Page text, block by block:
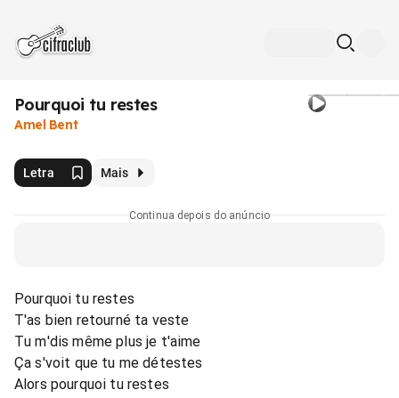
Pourquoi tu restes
Amel Bent
Letra Mais
Continua depois do anúncio
Pourquoi tu restes
T'as bien retourné ta veste
Tu m'dis même plus je t'aime
Ça s'voit que tu me détestes
Alors pourquoi tu restes